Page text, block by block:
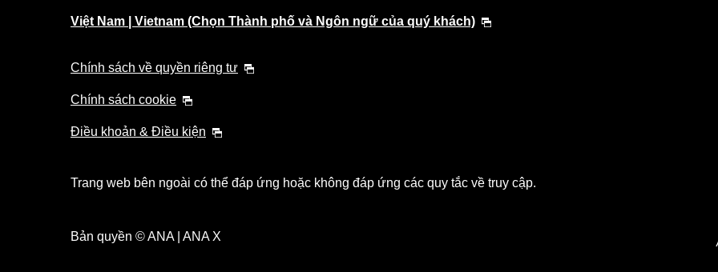
Việt Nam | Vietnam (Chọn Thành phố và Ngôn ngữ của quý khách)
Chính sách về quyền riêng tư
Chính sách cookie
Điều khoản & Điều kiện
Trang web bên ngoài có thể đáp ứng hoặc không đáp ứng các quy tắc về truy cập.
Bản quyền © ANA | ANA X